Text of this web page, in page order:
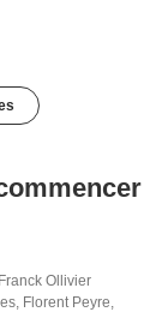
Franck Ollivier
Florent Peyre